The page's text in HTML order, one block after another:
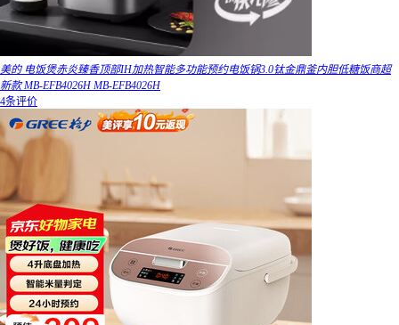
美的 电饭煲赤炎臻香顶部IH加热智能多功能预约电饭锅3.0钛金鼎釜内胆低糖饭商超
新款 MB-EFB4026H MB-EFB4026H
4条评价